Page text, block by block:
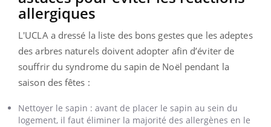
allergiques
L'UCLA a dressé la liste des bons gestes que les adeptes
des arbres naturels doivent adopter afin d’éviter de
souffrir du syndrome du sapin de Noël pendant la
saison des fêtes :
Nettoyer le sapin : avant de placer le sapin au sein du
logement, il faut éliminer la majorité des allergènes en le